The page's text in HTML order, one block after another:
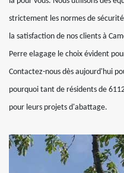
strictement les normes de
la satisfaction de nos clients à
Perre elagage le choix évident
Contactez-nous dès aujourd'hui
pourquoi tant de résidents de
pour leurs projets d'abattage.